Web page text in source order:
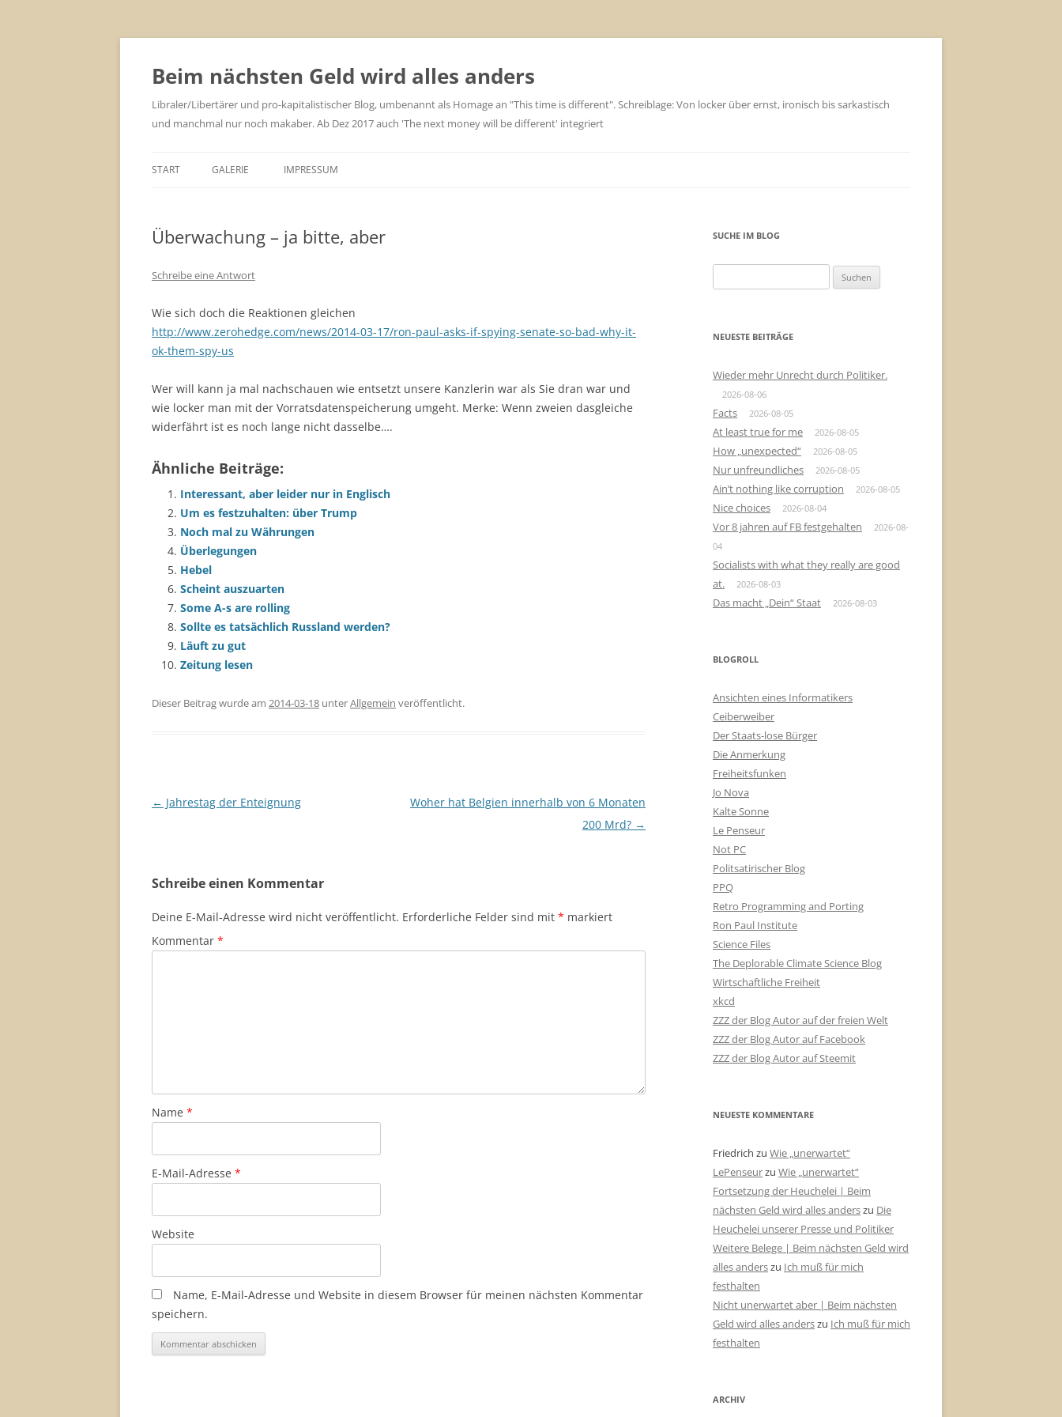
Zum
springen
Beim nächsten Geld wird alles anders
Libraler/Libertärer und pro-kapitalistischer Blog, umbenannt als Homage an "This time is different". Schreiblage: Von locker über ernst, ironisch bis sarkastisch
und manchmal nur noch makaber. Ab Dez 2017 auch 'The next money will be different' integriert
START GALERIE IMPRESSUM
Überwachung – ja bitte, aber
Schreibe eine Antwort
Wie sich doch die Reaktionen gleichen
http://www.zerohedge.com/news/2014-03-17/ron-paul-asks-if-spying-senate-so-bad-why-it-
ok-them-spy-us
Wer will kann ja mal nachschauen wie entsetzt unsere Kanzlerin war als Sie dran war und
wie locker man mit der Vorratsdatenspeicherung umgeht. Merke: Wenn zweien dasgleiche
widerfährt ist es noch lange nicht dasselbe….
Ähnliche Beiträge:
Interessant, aber leider nur in Englisch
Um es festzuhalten: über Trump
Noch mal zu Währungen
Überlegungen
Hebel
Scheint auszuarten
Some A-s are rolling
Sollte es tatsächlich Russland werden?
Läuft zu gut
Zeitung lesen
Dieser Beitrag wurde am 2014-03-18 unterAllgemein veröffentlicht.
Beitragsnavigation
← Jahrestag der Enteignung
Woher hat Belgien innerhalb von 6 Monaten
200 Mrd? →
Schreibe einen Kommentar
Deine E-Mail-Adresse wird nicht veröffentlicht. Erforderliche Felder sind mit * markiert
Kommentar *
Name *
E-Mail-Adresse *
Website
Name, E-Mail-Adresse und Website in diesem Browser für meinen nächsten Kommentar
speichern.
SUCHE IM BLOG
nach:
NEUESTE BEITRÄGE
Wieder mehr Unrecht durch Politiker.
2026-08-06
Facts 2026-08-05
At least true for me 2026-08-05
How „unexpected“ 2026-08-05
Nur unfreundliches 2026-08-05
Ain’t nothing like corruption 2026-08-05
Nice choices 2026-08-04
Vor 8 jahren auf FB festgehalten
2026-08-
04
Socialists with what they really are good
at.
2026-08-03
Das macht „Dein“ Staat 2026-08-03
BLOGROLL
Ansichten eines Informatikers
Ceiberweiber
Der Staats-lose Bürger
Die Anmerkung
Freiheitsfunken
Jo Nova
Kalte Sonne
Le Penseur
Not PC
Politsatirischer Blog
PPQ
Retro Programming and Porting
Ron Paul Institute
Science Files
The Deplorable Climate Science Blog
Wirtschaftliche Freiheit
xkcd
ZZZ der Blog Autor auf der freien Welt
ZZZ der Blog Autor auf Facebook
ZZZ der Blog Autor auf Steemit
NEUESTE KOMMENTARE
Friedrich zu Wie „unerwartet“
LePenseurzu Wie „unerwartet“
Fortsetzung der Heuchelei | Beim
nächsten Geld wird alles anderszu Die
Heuchelei unserer Presse und Politiker
Weitere Belege | Beim nächsten Geld wird
alles anderszu Ich muß für mich
festhalten
Nicht unerwartet aber | Beim nächsten
Geld wird alles anderszu Ich muß für mich
festhalten
ARCHIV